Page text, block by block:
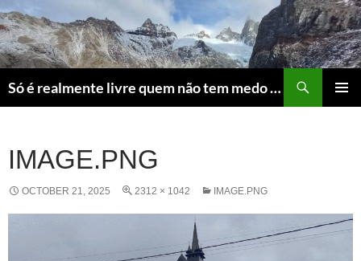
Skip
to
content
Só é realmente livre quem não tem medo do ridículo
IMAGE.PNG
OCTOBER 21, 2025 2312 × 1042 IMAGE.PNG